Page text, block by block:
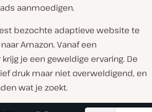
aanmoedigen.
bezochte adaptieve website te
Amazon. Vanaf een
je een geweldige ervaring. De
druk maar niet overweldigend, en
wat je zoekt.